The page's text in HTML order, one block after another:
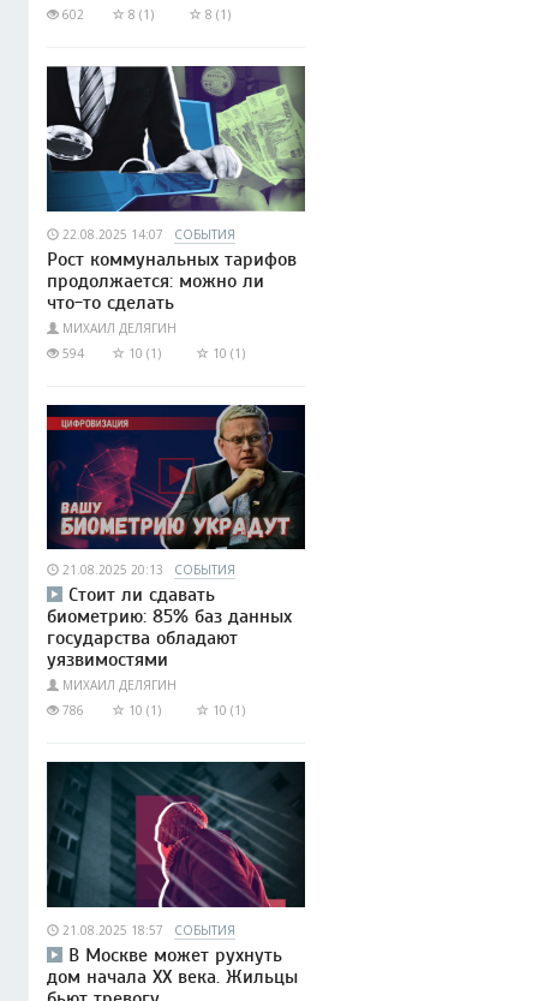
602
8 (1) 8 (1)
22.08.2025 14:07 СОБЫТИЯ
Рост коммунальных тарифов
продолжается: можно ли
что-то сделать
МИХАИЛ ДЕЛЯГИН
594
10 (1) 10 (1)
21.08.2025 20:13 СОБЫТИЯ
Стоит ли сдавать
биометрию: 85% баз данных
государства обладают
уязвимостями
МИХАИЛ ДЕЛЯГИН
786
10 (1) 10 (1)
21.08.2025 18:57 СОБЫТИЯ
В Москве может рухнуть
дом начала XX века. Жильцы